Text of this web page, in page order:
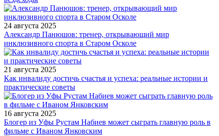
24 августа 2025
Александр Панюшов: тренер, открывающий мир
инклюзивного спорта в Старом Осколе
21 августа 2025
Как инвалиду достичь счастья и успеха: реальные истории и
практические советы
16 августа 2025
Блогер из Уфы Рустам Набиев может сыграть главную роль в
фильме с Иваном Янковским